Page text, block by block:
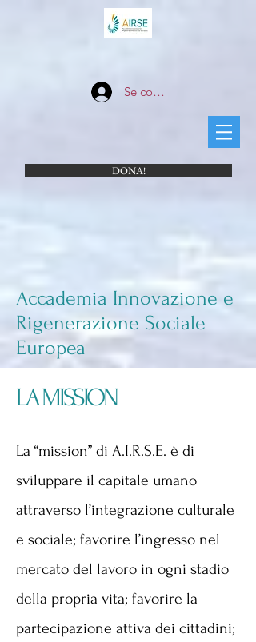
Se connecter
DONA!
Accademia Innovazione e
Rigenerazione Sociale
Europea
LA MISSION
La “mission” di A.I.R.S.E. è di
sviluppare il capitale umano
attraverso l’integrazione culturale
e sociale; favorire l’ingresso nel
mercato del lavoro in ogni stadio
della propria vita; favorire la
partecipazione attiva dei cittadini;